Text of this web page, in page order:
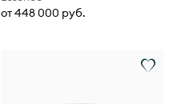
от 448 000 руб.